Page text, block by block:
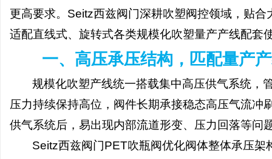
更高要求。Seitz西兹阀门深耕吹塑阀控领域，贴
适配直线式、旋转式各类规模化吹塑量产产线配套
一、高压承压结构，匹配量产
规模化吹塑产线统一搭载集中高压供气系统，
压力持续保持高位，阀件长期承接稳态高压气流
供气系统后，易出现内部流道形变、压力回落等问
Seitz西兹阀门PET吹瓶阀优化阀体整体承压